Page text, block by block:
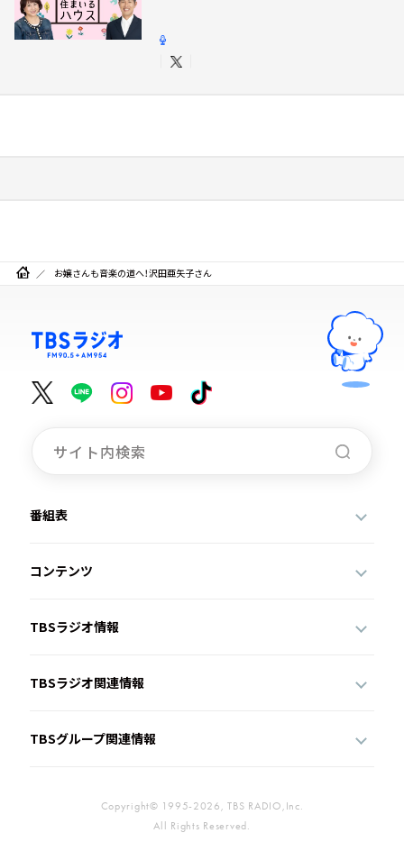
お嬢さんも音楽の道へ！沢田亜矢子さん
番組表
コンテンツ
TBSラジオ情報
TBSラジオ関連情報
TBSグループ関連情報
Copyright© 1995-2026, TBS RADIO,Inc.
All Rights Reserved.